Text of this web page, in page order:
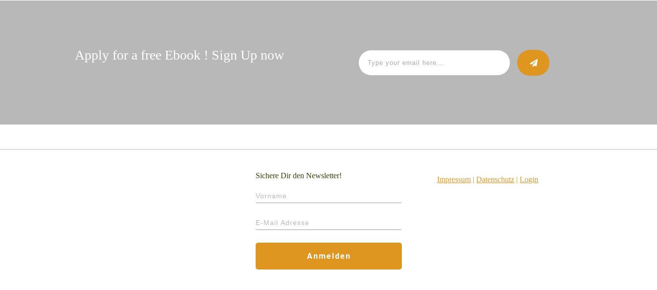
Apply for a free Ebook ! Sign Up now
Sichere Dir den Newsletter!
Anmelden
Impressum |Datenschutz |Login